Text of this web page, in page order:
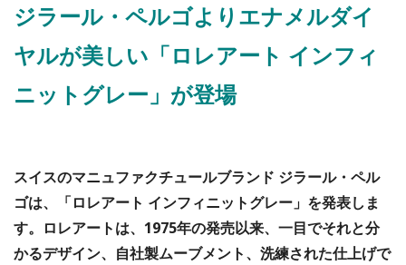
ジラール・ペルゴよりエナメルダイ
ヤルが美しい「ロレアート インフィ
ニットグレー」が登場
スイスのマニュファクチュールブランド ジラール・ペル
ゴは、「ロレアート インフィニットグレー」を発表しま
す。ロレアートは、1975年の発売以来、一目でそれと分
かるデザイン、自社製ムーブメント、洗練された仕上げで